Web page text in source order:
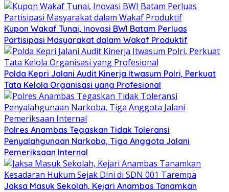
Kupon Wakaf Tunai, Inovasi BWI Batam Perluas
Partisipasi Masyarakat dalam Wakaf Produktif
Polda Kepri Jalani Audit Kinerja Itwasum Polri, Perkuat
Tata Kelola Organisasi yang Profesional
Polres Anambas Tegaskan Tidak Toleransi
Penyalahgunaan Narkoba, Tiga Anggota Jalani
Pemeriksaan Internal
Jaksa Masuk Sekolah, Kejari Anambas Tanamkan